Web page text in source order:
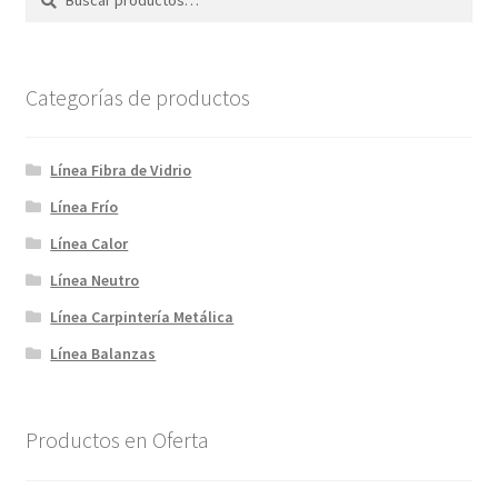
Categorías de productos
Línea Fibra de Vidrio
Línea Frío
Línea Calor
Línea Neutro
Línea Carpintería Metálica
Línea Balanzas
Productos en Oferta